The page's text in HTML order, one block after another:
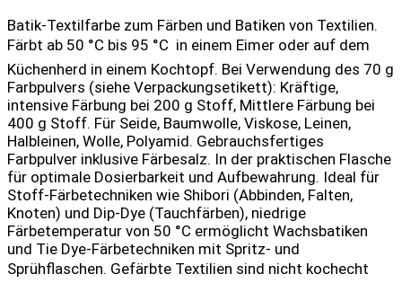
Batik-Textilfarbe zum Färben und Batiken von Textilien.
Färbt ab 50 °C bis 95 °C  in einem Eimer oder auf dem
Küchenherd in einem Kochtopf. Bei Verwendung des 70 g
Farbpulvers (siehe Verpackungsetikett): Kräftige,
intensive Färbung bei 200 g Stoff, Mittlere Färbung bei
400 g Stoff. Für Seide, Baumwolle, Viskose, Leinen,
Halbleinen, Wolle, Polyamid. Gebrauchsfertiges
Farbpulver inklusive Färbesalz. In der praktischen Flasche
für optimale Dosierbarkeit und Aufbewahrung. Ideal für
Stoff-Färbetechniken wie Shibori (Abbinden, Falten,
Knoten) und Dip-Dye (Tauchfärben), niedrige
Färbetemperatur von 50 °C ermöglicht Wachsbatiken
und Tie Dye-Färbetechniken mit Spritz- und
Sprühflaschen. Gefärbte Textilien sind nicht kochecht 